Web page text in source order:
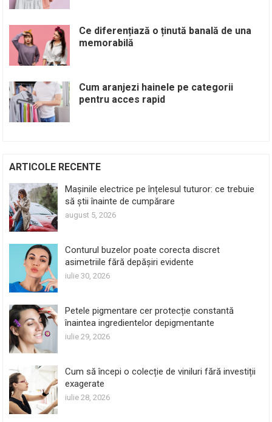
Ce diferențiază o ținută banală de una
memorabilă
Cum aranjezi hainele pe categorii
pentru acces rapid
ARTICOLE RECENTE
Mașinile electrice pe înțelesul tuturor: ce trebuie
să știi înainte de cumpărare
august 5, 2026
Conturul buzelor poate corecta discret
asimetriile fără depășiri evidente
iulie 30, 2026
Petele pigmentare cer protecție constantă
înaintea ingredientelor depigmentante
iulie 29, 2026
Cum să începi o colecție de viniluri fără investiții
exagerate
iulie 28, 2026